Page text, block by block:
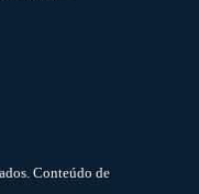
Conteúdo de